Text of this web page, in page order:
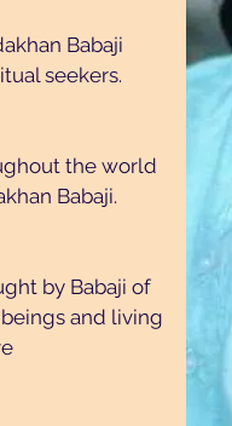
Babaji
seekers.
the world
Babaji.
by Babaji of
and living